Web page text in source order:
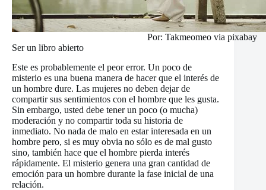
Por: Takmeomeo via pixabay
Ser un libro abierto
Este es probablemente el peor error. Un poco de
misterio es una buena manera de hacer que el interés de
un hombre dure. Las mujeres no deben dejar de
compartir sus sentimientos con el hombre que les gusta.
Sin embargo, usted debe tener un poco (o mucha)
moderación y no compartir toda su historia de
inmediato. No nada de malo en estar interesada en un
hombre pero, si es muy obvia no sólo es de mal gusto
sino, también hace que el hombre pierda interés
rápidamente. El misterio genera una gran cantidad de
emoción para un hombre durante la fase inicial de una
relación.